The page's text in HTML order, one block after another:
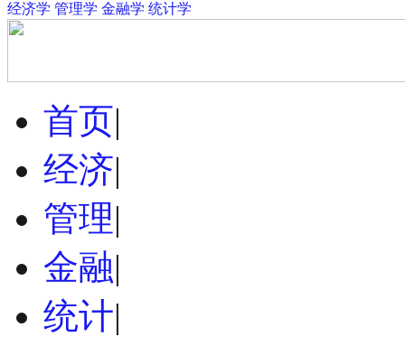
经济学 管理学 金融学 统计学
首页|
经济|
管理|
金融|
统计|